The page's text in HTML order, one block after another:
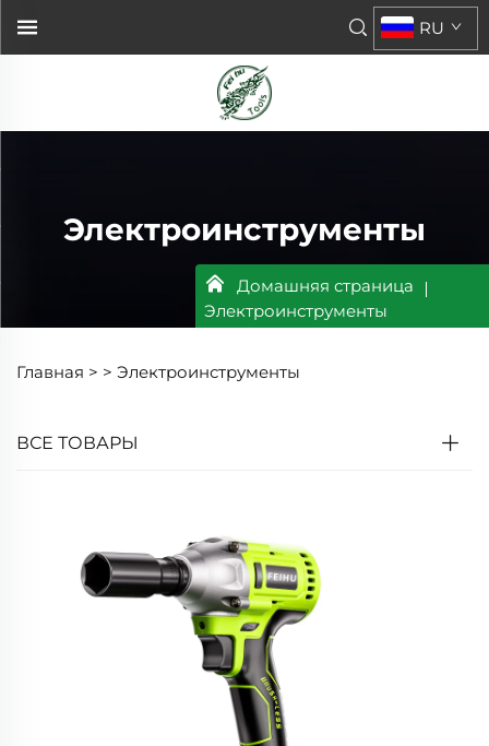
RU
Электроинструменты
Домашняя страница
Электроинструменты
Главная > > Электроинструменты
ВСЕ ТОВАРЫ